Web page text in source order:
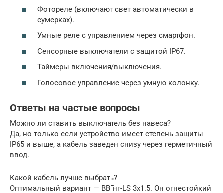
Фотореле (включают свет автоматически в
сумерках).
Умные реле с управлением через смартфон.
Сенсорные выключатели с защитой IP67.
Таймеры включения/выключения.
Голосовое управление через умную колонку.
Ответы на частые вопросы
Можно ли ставить выключатель без навеса?
Да, но только если устройство имеет степень защиты
IP65 и выше, а кабель заведен снизу через герметичный
ввод.
Какой кабель лучше выбрать?
Оптимальный вариант — ВВГнг-LS 3х1.5. Он огнестойкий